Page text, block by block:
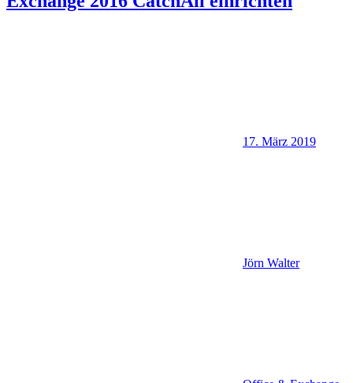
17. März 2019
Jörn Walter